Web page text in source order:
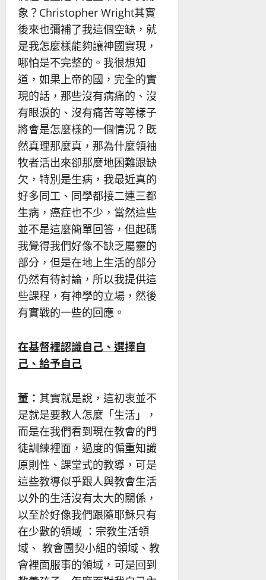
象？Christopher Wright其實
後來也彌補了我這個空缺，就
是我怎麼樣能夠讓神國實現，
哪怕是不完整的。我很想知
道，如果上帝的國，完全的實
現的話，那些沒有病痛的、沒
有眼淚的、沒有痛苦等等樣子
將會是怎麼樣的一個情況？既
然真理那麼真，那為什麼領袖
牧者活出來卻那麼地困難跟缺
欠，特別是生病，我最近真的
好多同工、同學都接二連三都
生病，癌症也不少，當然這些
並不是這麼簡單回答，但起碼
我覺得我們好像不缺乏屬靈的
部分，但是在地上生活的部分
仍然有待討論，所以我提供這
些課程，有神學的立場，然後
有實戰的一些的回應。
在基督裡認識自己、選擇自
己、給予自己
董： 其實就是說，這初衷並不
是就是要教人怎麼「生活」，
而是在我們看到現在教會的門
徒訓練裡面，過度的偏重知識
原則性、課堂式的教導，可是
這些教導似乎跟人與教會生活
以外的生活沒有太大的關係，
以至於好像我們跟隨耶穌只有
在少數的領域 ：宗教生活領
域、 教會團契小組的領域、教
會裡面服事的領域，可是回到